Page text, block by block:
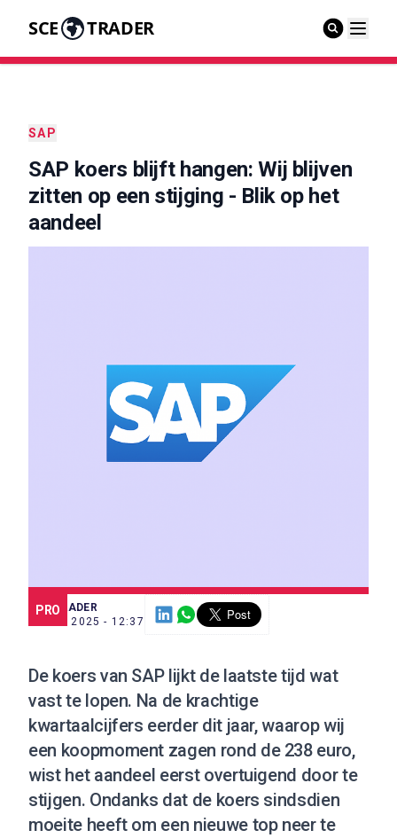
SCE TRADER
SAP
SAP koers blijft hangen: Wij blijven
zitten op een stijging - Blik op het
aandeel
PRO
SCE TRADER
14 MEI 2025 - 12:37
De koers van SAP lijkt de laatste tijd wat
vast te lopen. Na de krachtige
kwartaalcijfers eerder dit jaar, waarop wij
een koopmoment zagen rond de 238 euro,
wist het aandeel eerst overtuigend door te
stijgen. Ondanks dat de koers sindsdien
moeite heeft om een nieuwe top neer te